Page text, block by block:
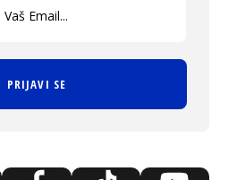
PRIJAVI SE